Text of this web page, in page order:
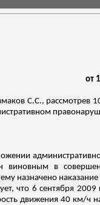
от
С.С., рассмотрев
в
назначено
что 6 сентября
движения 40 км/ч